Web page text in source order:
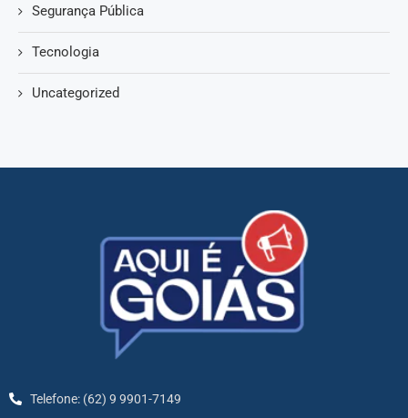
Segurança Pública
Tecnologia
Uncategorized
Telefone: (62) 9 9901-7149